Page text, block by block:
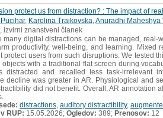
protect us from distraction? : The impact of
, Karolina Trajkovska Anuradhi Maheshya
izvirni znanstveni članek
many digital distractions can be managed,
productivity, well-being, and learning. Mixed
protect users from such disruptions. We tested
with a traditional flat screen during
distracted and recalled less task-irrelevant
decline was greater in AR. Physiological and
did not benefit. Overall, AR annotation
distractions auditory distractibility,
RUP: 15.05.2026; Ogledov: 389; Prenosov: 12